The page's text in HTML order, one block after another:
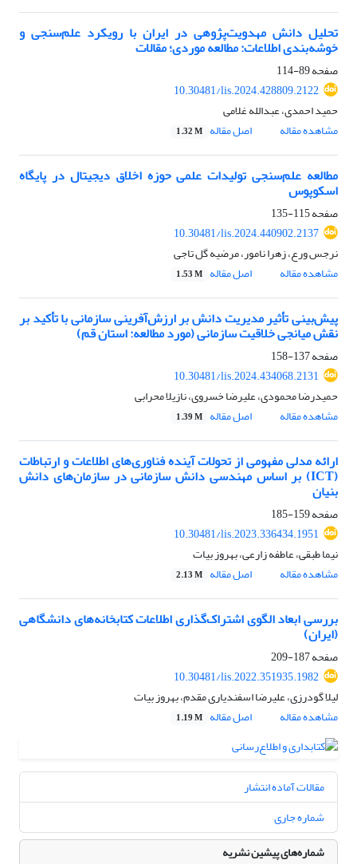
تحلیل دانش مهدویت‌پژوهی در ایران با رویکرد علم‌سنجی و
خوشه‌بندی اطلاعات: مطالعه موردی؛ مقالات
صفحه89-114
10.30481/lis.2024.428809.2122
حمید احمدی، عبدالله غلامی
مشاهده مقاله
اصل مقاله 1.32 M
مطالعه علم‌سنجی تولیدات علمی حوزه اخلاق دیجیتال در پایگاه
اسکوپوس
صفحه115-135
10.30481/lis.2024.440902.2137
نرجس ورع، زهرا نامور، مرضیه گل تاجی
مشاهده مقاله
اصل مقاله 1.53 M
پیش‌بینی تأثیر مدیریت دانش بر ارزش‌آفرینی سازمانی با تأکید بر
نقش میانجی خلاقیت سازمانی (مورد مطالعه: استان قم)
صفحه137-158
10.30481/lis.2024.434068.2131
حمیدرضا محمودی، علیرضا خسروی، نازیلا محرابی
مشاهده مقاله
اصل مقاله 1.39 M
ارائه مدلی مفهومی از تحولات آینده فناوری‌های اطلاعات و ارتباطات
(ICT) بر اساس مهندسی دانش سازمانی در سازمان‌های دانش
بنیان
صفحه159-185
10.30481/lis.2023.336434.1951
نیما طبقی، عاطفه زارعی، بهروز بیات
مشاهده مقاله
اصل مقاله 2.13 M
بررسی ابعاد الگوی اشتراک‌گذاری اطلاعات کتابخانه‌های دانشگاهی
(ایران)
صفحه187-209
10.30481/lis.2022.351935.1982
لیلا گودرزی، علیرضا اسفندیاری مقدم، بهروز بیات
مشاهده مقاله
اصل مقاله 1.19 M
مقالات آماده انتشار
شماره جاری
شماره‌های پیشین نشریه